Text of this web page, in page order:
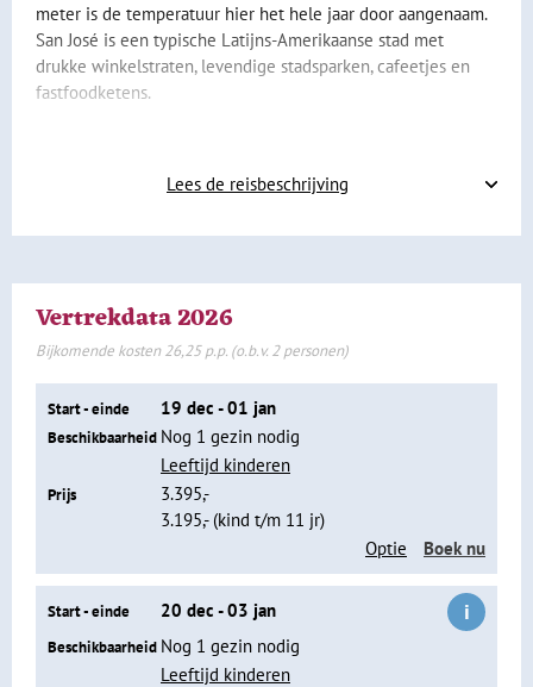
meter is de temperatuur hier het hele jaar door aangenaam.
San José is een typische Latijns-Amerikaanse stad met
drukke winkelstraten, levendige stadsparken, cafeetjes en
fastfoodketens.
Warmwaterbronnen en ziplinen in La
Dag 2 San José - La Fortuna
Dag 4 La Fortuna
De volgende dag rijden we naar het mooie La Fortuna aan
Lees de reisbeschrijving
Vertrekdata 2026
Bijkomende kosten 26,25 p.p. (o.b.v. 2 personen)
Start - einde 19 dec - 01 jan
Beschikbaarheid Nog 1 gezin nodig
Leeftijd kinderen
Prijs
3.395,-
3.195,- (kind t/m 11 jr)
Optie
Boek nu
Start - einde 20 dec - 03 jan i
Beschikbaarheid Nog 1 gezin nodig
Leeftijd kinderen